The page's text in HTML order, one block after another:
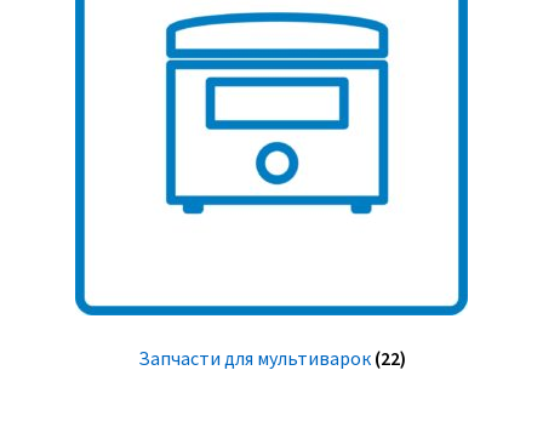
Запчасти для мультиварок (22)